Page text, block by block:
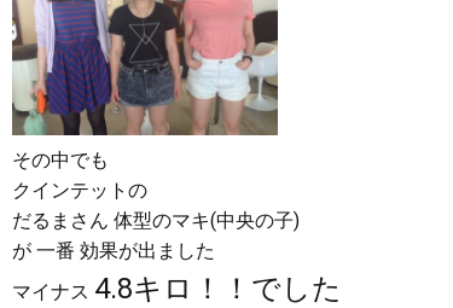
その中でも
クインテットの
だるまさん 体型のマキ(中央の子)
が 一番 効果が出ました
マイナス 4.8キロ！！でした